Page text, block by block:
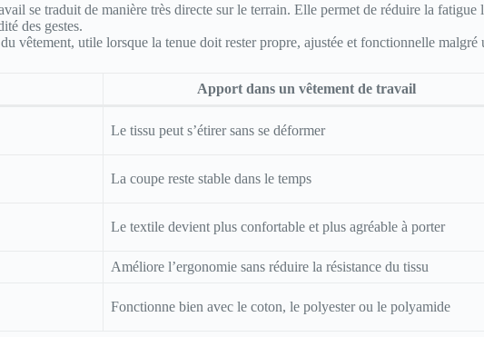
se traduit de manière très directe sur le terrain. Elle permet de réduire la
des gestes.
vêtement, utile lorsque la tenue doit rester propre, ajustée et fonctionnelle
Apport dans un vêtement de travail
Le tissu peut s’étirer sans se déformer
La coupe reste stable dans le temps
Le textile devient plus confortable et plus agréable à porter
Améliore l’ergonomie sans réduire la résistance du tissu
Fonctionne bien avec le coton, le polyester ou le polyamide